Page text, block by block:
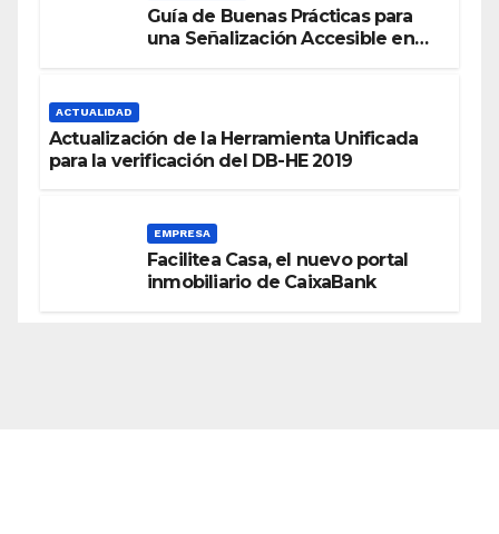
Guía de Buenas Prácticas para
una Señalización Accesible en
ACTUALIDAD
Actualización de la Herramienta Unificada
para la verificación del DB-HE 2019
EMPRESA
Facilitea Casa, el nuevo portal
inmobiliario de CaixaBank